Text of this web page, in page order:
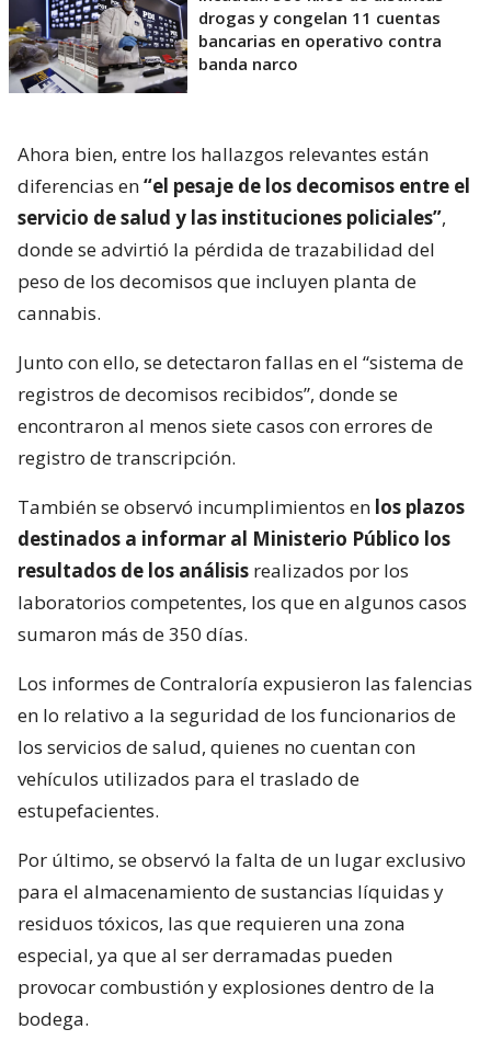
drogas y congelan 11 cuentas
bancarias en operativo contra
banda narco
Ahora bien, entre los hallazgos relevantes están
diferencias en“el pesaje de los decomisos entre el
servicio de salud y las instituciones policiales”,
donde se advirtió la pérdida de trazabilidad del
peso de los decomisos que incluyen planta de
cannabis.
Junto con ello, se detectaron fallas en el “sistema de
registros de decomisos recibidos”, donde se
encontraron al menos siete casos con errores de
registro de transcripción.
También se observó incumplimientos en los plazos
destinados a informar al Ministerio Público los
resultados de los análisis realizados por los
laboratorios competentes, los que en algunos casos
sumaron más de 350 días.
Los informes de Contraloría expusieron las falencias
en lo relativo a la seguridad de los funcionarios de
los servicios de salud, quienes no cuentan con
vehículos utilizados para el traslado de
estupefacientes.
Por último, se observó la falta de un lugar exclusivo
para el almacenamiento de sustancias líquidas y
residuos tóxicos, las que requieren una zona
especial, ya que al ser derramadas pueden
provocar combustión y explosiones dentro de la
bodega.